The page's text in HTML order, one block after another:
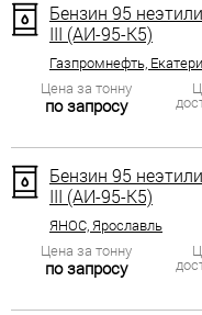
Бензин 95
III (АИ-95-К5)
Газпромнефть,
Цена за тонну
по запросу
Бензин 95
III (АИ-95-К5)
ЯНОС, Ярославль
Цена за тонну
по запросу